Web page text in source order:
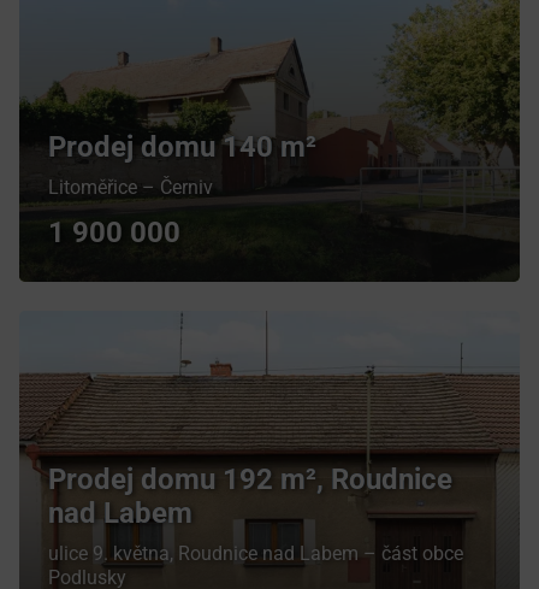
Prodej domu 140 m²
Litoměřice – Černiv
1 900 000
Prodej domu 192 m², Roudnice
nad Labem
ulice 9. května, Roudnice nad Labem – část obce
Podlusky